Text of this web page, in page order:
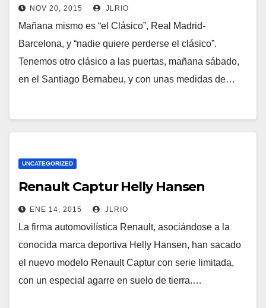
NOV 20, 2015 JLRIO
Mañana mismo es “el Clásico”, Real Madrid-
Barcelona, y “nadie quiere perderse el clásico”.
Tenemos otro clásico a las puertas, mañana sábado,
en el Santiago Bernabeu, y con unas medidas de…
UNCATEGORIZED
Renault Captur Helly Hansen
ENE 14, 2015 JLRIO
La firma automovilística Renault, asociándose a la
conocida marca deportiva Helly Hansen, han sacado
el nuevo modelo Renault Captur con serie limitada,
con un especial agarre en suelo de tierra.…